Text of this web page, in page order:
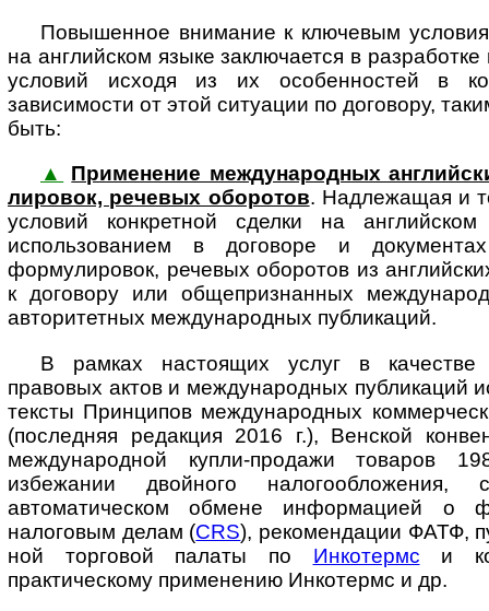
Повышенное внимание к ключевым
на английском языке заключается в
условий исходя из их особенностей в
зависимости от этой ситуации по договору,
быть:
▲
Применение международных
ли­ро­вок, ре­че­вых обо­ро­тов. Над­ле­жа­щая и
условий конкретной сделки на английском
использованием в договоре и
формулировок, речевых оборотов из
к договору или общепризнанных
авторитетных международных публикаций.
В рамках настоящих услуг в качестве
правовых актов и международных пуб­ли­ка­ций
тексты Принципов международных
(пос­лед­няя редакция 2016 г.), Венской
международной купли-продажи товаров
избежании двойного
автоматическом обмене ин­фор­ма­ци­ей о
налоговым делам (CRS), рекомендации ФАТФ,
ной тор­го­вой палаты по Инкотермс и
практическому применению Инкотермс и др.